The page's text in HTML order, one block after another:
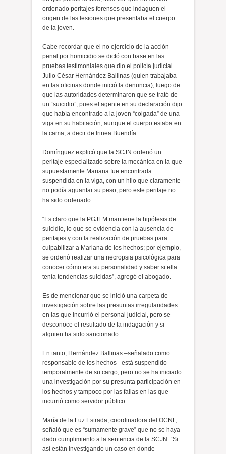
ordenado peritajes forenses que indaguen el
origen de las lesiones que presentaba el cuerpo
de la joven.
Cabe recordar que el no ejercicio de la acción
penal por homicidio se dictó con base en las
pruebas testimoniales que dio el policía judicial
Julio César Hernández Ballinas (quien trabajaba
en las oficinas donde inició la denuncia), luego de
que las autoridades determinaron que se trató de
un “suicidio”, pues el agente en su declaración dijo
que había encontrado a la joven “colgada” de una
viga en su habitación, aunque el cuerpo estaba en
la cama, a decir de Irinea Buendía.
Domínguez explicó que la SCJN ordenó un
peritaje especializado sobre la mecánica en la que
supuestamente Mariana fue encontrada
suspendida en la viga, con un hilo que claramente
no podía aguantar su peso, pero este peritaje no
ha sido ordenado.
“Es claro que la PGJEM mantiene la hipótesis de
suicidio, lo que se evidencia con la ausencia de
peritajes y con la realización de pruebas para
culpabilizar a Mariana de los hechos; por ejemplo,
se ordenó realizar una necropsia psicológica para
conocer cómo era su personalidad y saber si ella
tenía tendencias suicidas”, agregó el abogado.
Es de mencionar que se inició una carpeta de
investigación sobre las presuntas irregularidades
en las que incurrió el personal judicial, pero se
desconoce el resultado de la indagación y si
alguien ha sido sancionado.
En tanto, Hernández Ballinas –señalado como
responsable de los hechos– está suspendido
temporalmente de su cargo, pero no se ha iniciado
una investigación por su presunta participación en
los hechos y tampoco por las fallas en las que
incurrió como servidor público.
María de la Luz Estrada, coordinadora del OCNF,
señaló que es “sumamente grave” que no se haya
dado cumplimiento a la sentencia de la SCJN: “Si
así están investigando un caso en donde